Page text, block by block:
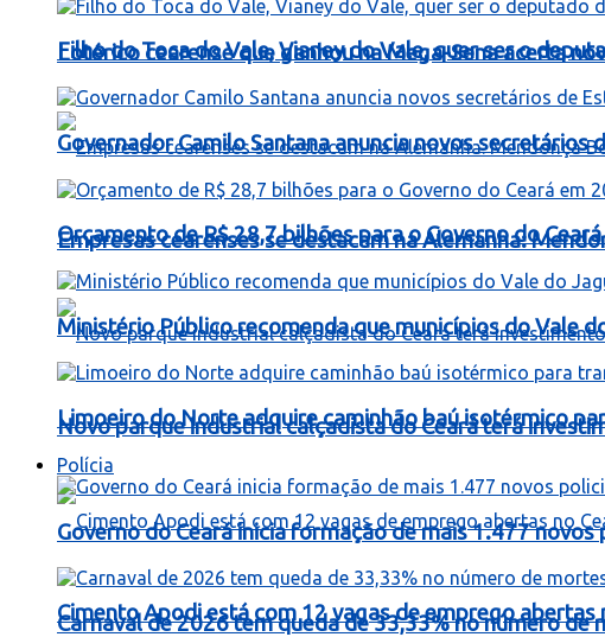
Lotérico cearense que ganhou na Mega-Sena acerta
Empresas cearenses se destacam na Alemanha:
Novo parque industrial calçadista do Ceará terá
Cimento Apodi está com 12 vagas de emprego abertas
Filho do Toca do Vale, Vianey do Vale, quer ser o
Governador Camilo Santana anuncia novos secretários
Orçamento de R$ 28,7 bilhões para o Governo do
Ministério Público recomenda que municípios do Vale
Limoeiro do Norte adquire caminhão baú isotérmico
Polícia
Governo do Ceará inicia formação de mais 1.477
Carnaval de 2026 tem queda de 33,33% no número